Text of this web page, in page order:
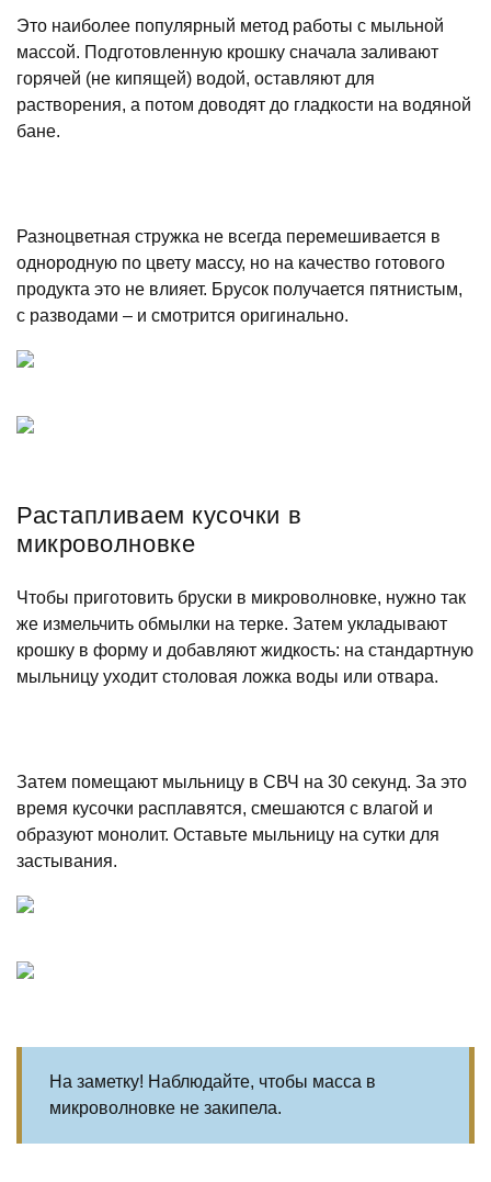
Это наиболее популярный метод работы с мыльной
массой. Подготовленную крошку сначала заливают
горячей (не кипящей) водой, оставляют для
растворения, а потом доводят до гладкости на водяной
бане.
Разноцветная стружка не всегда перемешивается в
однородную по цвету массу, но на качество готового
продукта это не влияет. Брусок получается пятнистым,
с разводами – и смотрится оригинально.
Растапливаем кусочки в
микроволновке
Чтобы приготовить бруски в микроволновке, нужно так
же измельчить обмылки на терке. Затем укладывают
крошку в форму и добавляют жидкость: на стандартную
мыльницу уходит столовая ложка воды или отвара.
Затем помещают мыльницу в СВЧ на 30 секунд. За это
время кусочки расплавятся, смешаются с влагой и
образуют монолит. Оставьте мыльницу на сутки для
застывания.
На заметку! Наблюдайте, чтобы масса в
микроволновке не закипела.